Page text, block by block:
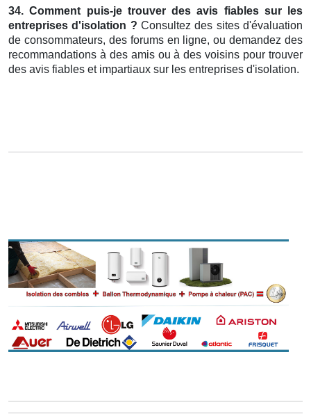
34. Comment puis-je trouver des avis fiables sur les
entreprises d'isolation ? Consultez des sites d'évaluation
de consommateurs, des forums en ligne, ou demandez des
recommandations à des amis ou à des voisins pour trouver
des avis fiables et impartiaux sur les entreprises d'isolation.